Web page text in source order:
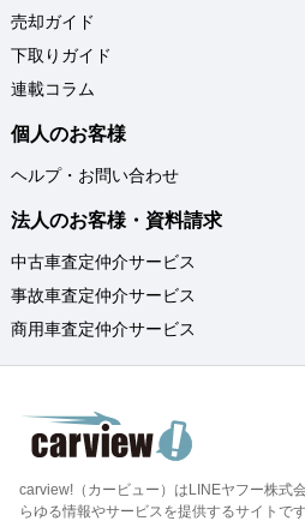
売却ガイド
下取りガイド
連載コラム
個人のお客様
ヘルプ・お問い合わせ
法人のお客様・資料請求
中古車査定仲介サービス
事故車査定仲介サービス
商用車査定仲介サービス
carview!（カービュー）はLINEヤフー株式
らゆる情報やサービスを提供するサイトで